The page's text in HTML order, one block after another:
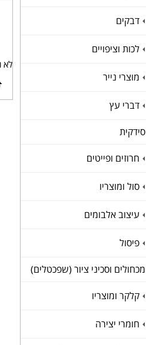
+
דבקים
+
לכות וציפויים
+
מוצרי נייר
+
דברי עץ
סידקית
+
חרוזים ופייטים
+
סול ומוצריו
+
עיצוב אלבומים
+
פיסול
מכחולים וסכיני ציור (שפכטלים)
+
קלקר ומוצריו
+
חומרי יצירה
לא